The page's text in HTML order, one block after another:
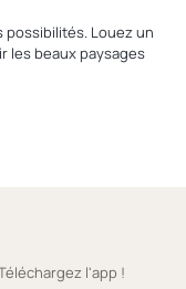
Louez un
les beaux paysages
l'app !